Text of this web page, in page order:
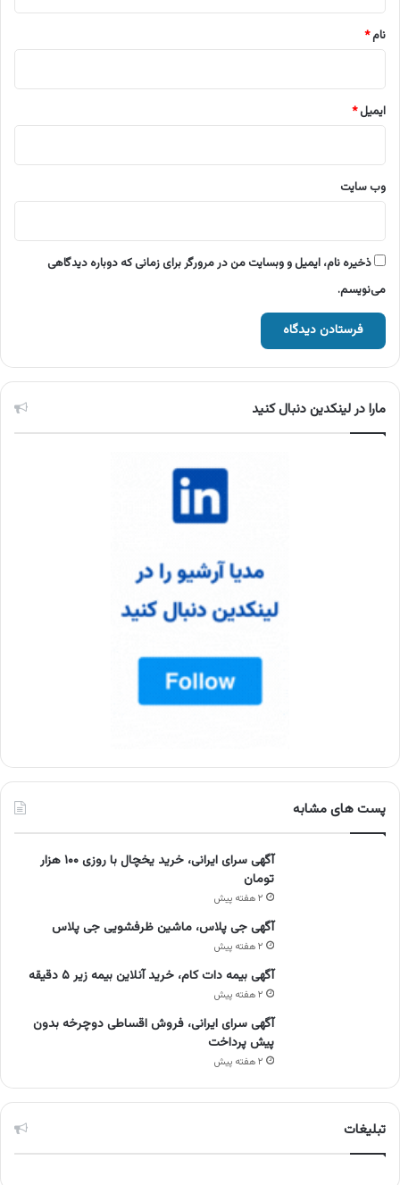
نام*
ایمیل*
وب‌ سایت
ذخیره نام، ایمیل و وبسایت من در مرورگر برای زمانی که دوباره دیدگاهی
می‌نویسم.
مارا در لینکدین دنبال کنید
پست های مشابه
آگهی سرای ایرانی، خرید یخچال با روزی ۱۰۰ هزار
تومان
۲ هفته پیش
آگهی جی پلاس، ماشین ظرفشویی جی پلاس
۲ هفته پیش
آگهی بیمه دات کام، خرید آنلاین بیمه زیر ۵ دقیقه
۲ هفته پیش
آگهی سرای ایرانی، فروش اقساطی دوچرخه بدون
پیش پرداخت
۲ هفته پیش
تبلیغات